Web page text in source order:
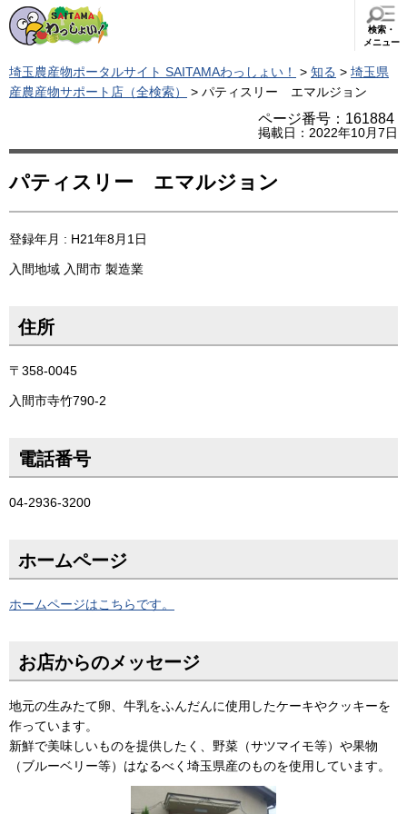
検索・
メニュー
埼玉農産物ポータルサイト SAITAMAわっしょい！ > 知る > 埼玉県
産農産物サポート店（全検索）
> パティスリー エマルジョン
ページ番号：161884
掲載日：2022年10月7日
パティスリー エマルジョン
登録年月 : H21年8月1日
入間地域 入間市 製造業
住所
〒358-0045
入間市寺竹790-2
電話番号
04-2936-3200
ホームページ
ホームページはこちらです。
お店からのメッセージ
地元の生みたて卵、牛乳をふんだんに使用したケーキやクッキーを
作っています。
新鮮で美味しいものを提供したく、野菜（サツマイモ等）や果物
（ブルーベリー等）はなるべく埼玉県産のものを使用しています。